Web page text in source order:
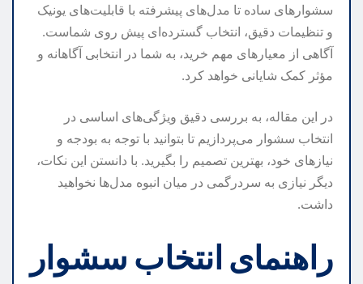
سشوارهای ساده تا مدل‌های پیشرفته با قابلیت‌های یونیک
و تنظیمات دقیق، انتخاب گسترده‌ای پیش روی شماست.
آگاهی از معیارهای مهم خرید، به شما در انتخابی آگاهانه و
مؤثر کمک شایانی خواهد کرد.
در این مقاله، به بررسی دقیق ویژگی‌های اساسی در
انتخاب سشوار می‌پردازیم تا بتوانید با توجه به بودجه و
نیازهای خود، بهترین تصمیم را بگیرید. با دانستن این نکات،
دیگر نیازی به سردرگمی در میان انبوه مدل‌ها نخواهید
داشت.
راهنمای انتخاب سشوار